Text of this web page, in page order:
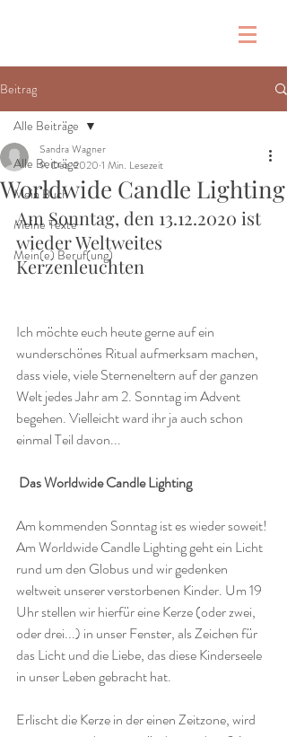
Beitrag
Alle Beiträge
Mein Buch
Meine Texte
Mein(e) Beruf(ung)
Alle Beiträge
Worldwide Candle Lighting
Sandra Wagner
9. Dez. 2020 1 Min. Lesezeit
Am Sonntag, den 13.12.2020 ist
wieder Weltweites
Kerzenleuchten
Ich möchte euch heute gerne auf ein
wunderschönes Ritual aufmerksam machen,
dass viele, viele Sterneneltern auf der ganzen
Welt jedes Jahr am 2. Sonntag im Advent
begehen. Vielleicht ward ihr ja auch schon
einmal Teil davon...
Das Worldwide Candle Lighting
Am kommenden Sonntag ist es wieder soweit!
Am Worldwide Candle Lighting geht ein Licht
rund um den Globus und wir gedenken
weltweit unserer verstorbenen Kinder. Um 19
Uhr stellen wir hierfür eine Kerze (oder zwei,
oder drei...) in unser Fenster, als Zeichen für
das Licht und die Liebe, das diese Kinderseele
in unser Leben gebracht hat.
Erlischt die Kerze in der einen Zeitzone, wird